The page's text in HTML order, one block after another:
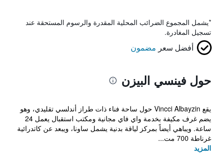
*يشمل المجموع الضرائب المحلية المقدرة والرسوم المستحقة عند
تسجيل المغادرة.
أفضل سعر مضمون
حول فينسي البيزن
يقع Vincci Albayzin حول ساحة فناء ذات طراز أندلسي تقليدي، وهو
يضم غرف مكيفة بخدمة واي فاي مجانية ومكتب استقبال يعمل 24
ساعة. ويباهي أيضاً بمركز لياقة بدنية يشمل ساونا، ويبعد عن كاتدرائية
غرناطة 700 مت...
المزيد